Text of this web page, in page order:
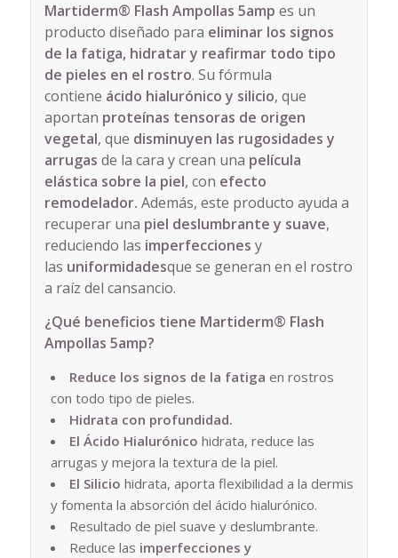
Martiderm® Flash Ampollas 5amp es un
producto diseñado para eliminar los signos
de la fatiga, hidratar y reafirmar todo tipo
de pieles en el rostro. Su fórmula
contiene ácido hialurónico y silicio, que
aportan proteínas tensoras de origen
vegetal, que disminuyen las rugosidades y
arrugas de la cara y crean una película
elástica sobre la piel, con efecto
remodelador. Además, este producto ayuda a
recuperar una piel deslumbrante y suave,
reduciendo las imperfecciones y
las uniformidadesque se generan en el rostro
a raíz del cansancio.
¿Qué beneficios tiene Martiderm® Flash
Ampollas 5amp?
Reduce los signos de la fatiga en rostros
con todo tipo de pieles.
Hidrata con profundidad.
El Ácido Hialurónico hidrata, reduce las
arrugas y mejora la textura de la piel.
El Silicio hidrata, aporta flexibilidad a la dermis
y fomenta la absorción del ácido hialurónico.
Resultado de piel suave y deslumbrante.
Reduce las imperfecciones y